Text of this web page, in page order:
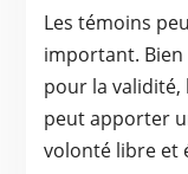
Les témoins
important. Bien
pour la
peut apporter
volonté libre et